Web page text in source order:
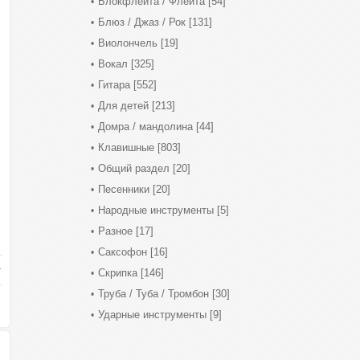
Блюз / Джаз / Рок [131]
Виолончель [19]
Вокал [325]
Гитара [552]
Для детей [213]
Домра / мандолина [44]
Клавишные [803]
Общий раздел [20]
Песенники [20]
Народные инструменты [5]
Разное [17]
Саксофон [16]
Скрипка [146]
Труба / Туба / Тромбон [30]
Ударные инструменты [9]